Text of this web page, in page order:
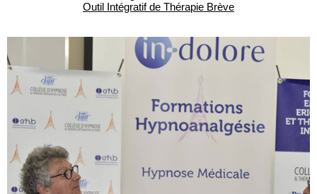
Outil Intégratif de Thérapie Brève